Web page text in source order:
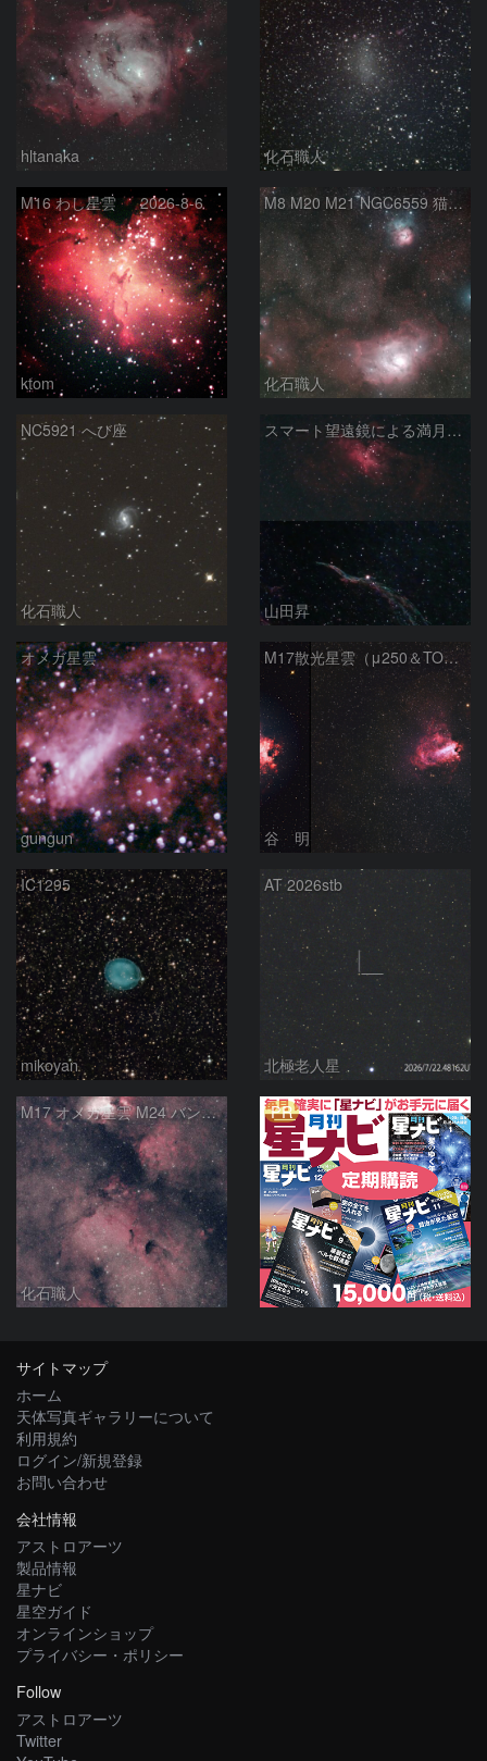
hltanaka 化石職人
M16 わし星雲 2026-8-6
ktom
M8 M20 M21 NGC6559 猫の手星雲 いて座
化石職人
NC5921 へび座
化石職人
スマート望遠鏡による満月下の星雲（M16,NGC6960）
山田昇
オメガ星雲
gungun
M17散光星雲（μ250＆TOA130）
谷 明
IC1295
mikoyan
AT 2026stb
北極老人星
M17 オメガ星雲 M24 バンビの横顔 いて座
化石職人
PR
サイトマップ
ホーム
天体写真ギャラリーについて
利用規約
ログイン/新規登録
お問い合わせ
会社情報
アストロアーツ
製品情報
星ナビ
星空ガイド
オンラインショップ
プライバシー・ポリシー
Follow
アストロアーツ
Twitter